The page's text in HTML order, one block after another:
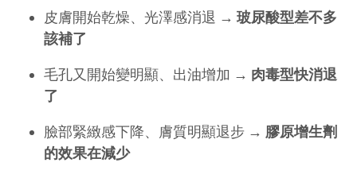
皮膚開始乾燥、光澤感消退 → 玻尿酸型差不多
該補了
毛孔又開始變明顯、出油增加 → 肉毒型快消退
了
臉部緊緻感下降、膚質明顯退步 → 膠原增生劑
的效果在減少